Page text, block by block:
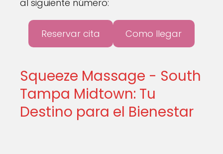
al siguiente número:
Reservar cita Como llegar
Squeeze Massage - South
Tampa Midtown: Tu
Destino para el Bienestar